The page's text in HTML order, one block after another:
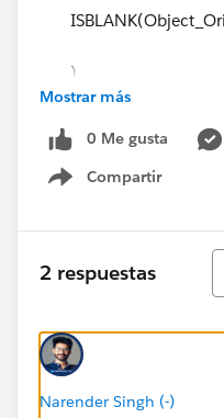
)
Mostrar más
0 Me gusta
Compartir
Show menu
2 respuestas
Narender Singh (-)